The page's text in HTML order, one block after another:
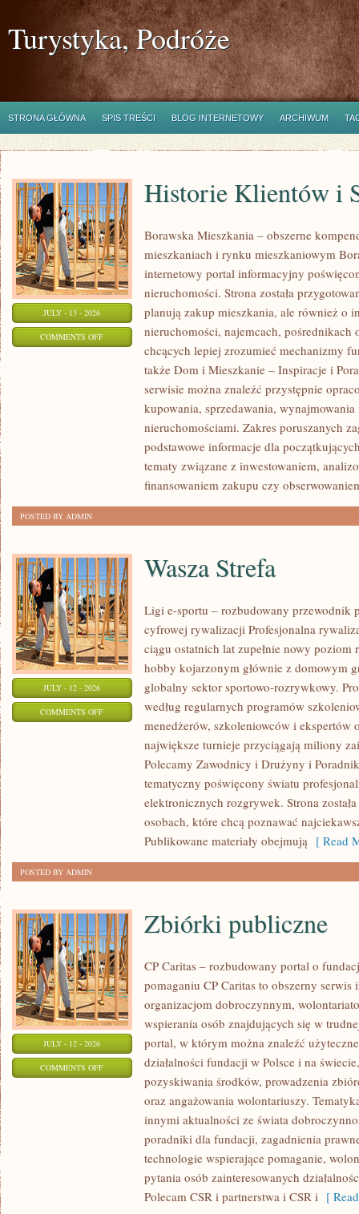
Turystyka, Podróże
STRONA GŁÓWNA SPIS TREŚCI BLOG INTERNETOWY ARCHIWUM
JULY - 13 - 2026
COMMENTS OFFON
Historie Klientów i
Borawska Mieszkania – obszerne
mieszkaniach i rynku mieszkaniowym
internetowy portal informacyjny
nieruchomości. Strona została
planują zakup mieszkania, ale również o
nieruchomości, najemcach,
chcących lepiej zrozumieć mechanizmy
także Dom i Mieszkanie – Inspiracje i
serwisie można znaleźć przystępnie
kupowania, sprzedawania, wynajmowania
nieruchomościami. Zakres poruszanych
podstawowe informacje dla
tematy związane z inwestowaniem,
finansowaniem zakupu czy
POSTED BY ADMIN
JULY - 12 - 2026
COMMENTS OFFON
Wasza Strefa
Ligi e-sportu – rozbudowany przewodnik
cyfrowej rywalizacji Profesjonalna
ciągu ostatnich lat zupełnie nowy poziom
hobby kojarzonym głównie z domowym
globalny sektor sportowo-rozrywkowy.
według regularnych programów
menedżerów, szkoleniowców i ekspertów
największe turnieje przyciągają miliony
Polecamy Zawodnicy i Drużyny i
tematyczny poświęcony światu
elektronicznych rozgrywek. Strona
osobach, które chcą poznawać
Publikowane materiały obejmują [ Read
POSTED BY ADMIN
JULY - 12 - 2026
COMMENTS OFFON
PUBLICZNE
Zbiórki publiczne
CP Caritas – rozbudowany portal o
pomaganiu CP Caritas to obszerny
organizacjom dobroczynnym,
wspierania osób znajdujących się w
portal, w którym można znaleźć
działalności fundacji w Polsce i na
pozyskiwania środków, prowadzenia
oraz angażowania wolontariuszy.
innymi aktualności ze świata
poradniki dla fundacji, zagadnienia
technologie wspierające pomaganie,
pytania osób zainteresowanych
Polecam CSR i partnerstwa i CSR i [